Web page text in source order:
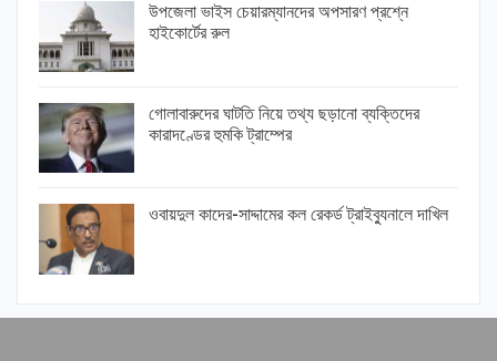
উপজেলা ভাইস চেয়ারম্যানদের অপসারণ প্রশ্নে
হাইকোর্টের রুল
গোলাবারুদের ঘাটতি নিয়ে তথ্য ছড়ানো ব্যক্তিদের
কারাদণ্ডের হুমকি ট্রাম্পের
ওবায়দুল কাদের-সাদ্দামের কল রেকর্ড ট্রাইব্যুনালে দাখিল